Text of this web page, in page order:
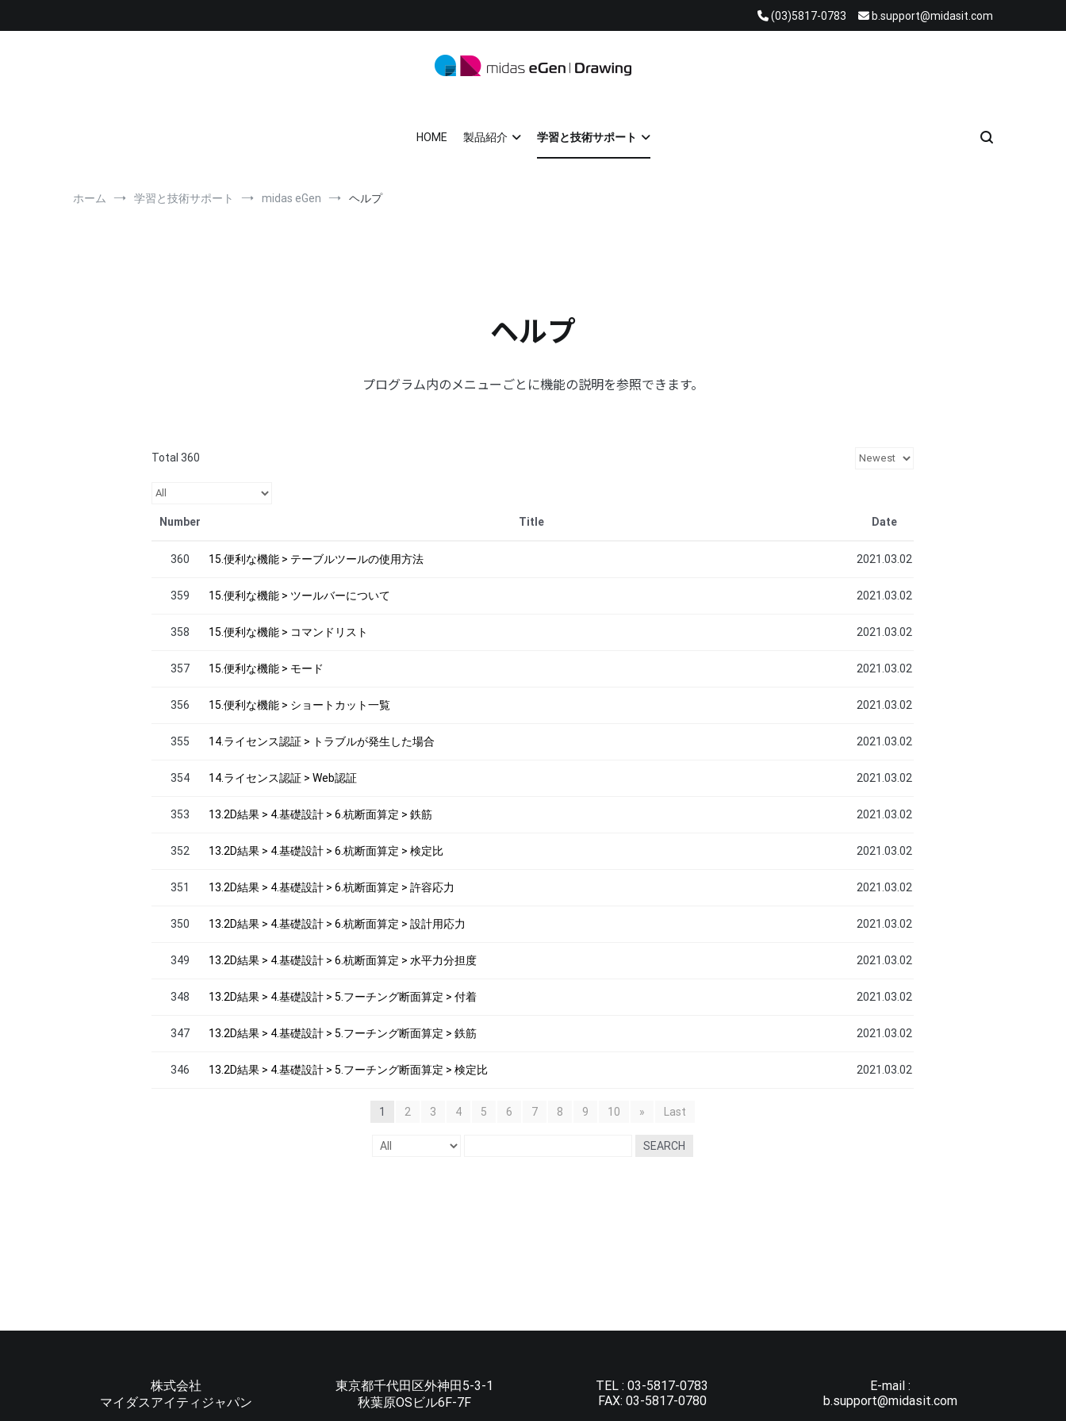
(03)5817-0783 b.support@midasit.com
HOME 製品紹介 学習と技術サポート
ホーム 学習と技術サポート midas eGen ヘルプ
ヘルプ
プログラム内のメニューごとに機能の説明を参照できます。
Total 360
Number Title Date
360 15.便利な機能 > テーブルツールの使用方法 2021.03.02
359 15.便利な機能 > ツールバーについて 2021.03.02
358 15.便利な機能 > コマンドリスト 2021.03.02
357 15.便利な機能 > モード 2021.03.02
356 15.便利な機能 > ショートカット一覧 2021.03.02
355 14.ライセンス認証 > トラブルが発生した場合 2021.03.02
354 14.ライセンス認証 > Web認証 2021.03.02
353 13.2D結果 > 4.基礎設計 > 6.杭断面算定 > 鉄筋 2021.03.02
352 13.2D結果 > 4.基礎設計 > 6.杭断面算定 > 検定比 2021.03.02
351 13.2D結果 > 4.基礎設計 > 6.杭断面算定 > 許容応力 2021.03.02
350 13.2D結果 > 4.基礎設計 > 6.杭断面算定 > 設計用応力 2021.03.02
349 13.2D結果 > 4.基礎設計 > 6.杭断面算定 > 水平力分担度 2021.03.02
348 13.2D結果 > 4.基礎設計 > 5.フーチング断面算定 > 付着 2021.03.02
347 13.2D結果 > 4.基礎設計 > 5.フーチング断面算定 > 鉄筋 2021.03.02
346 13.2D結果 > 4.基礎設計 > 5.フーチング断面算定 > 検定比 2021.03.02
1 2 3 4 5 6 7 8 9 10 » Last
SEARCH
株式会社
マイダスアイティジャパン
東京都千代田区外神田5-3-1
秋葉原OSビル6F-7F
TEL : 03-5817-0783
FAX: 03-5817-0780
E-mail :
b.support@midasit.com